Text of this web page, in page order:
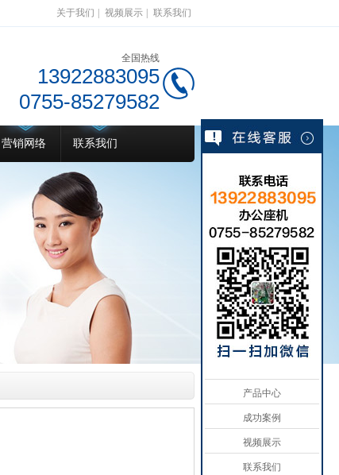
关于我们 视频展示 联系我们
全国热线
13922883095
0755-85279582
营销网络 联系我们
产品中心
成功案例
视频展示
联系我们